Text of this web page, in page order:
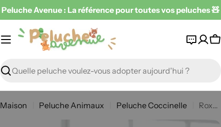
Passer
au
contenu
Peluche Avenue : La référence pour toutes vos peluches 🧸
Recherche
Maison Peluche Animaux Peluche Coccinelle Roxy la Coccinelle